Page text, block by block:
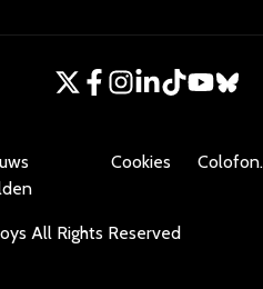
Cookies Colofon.
All Rights Reserved